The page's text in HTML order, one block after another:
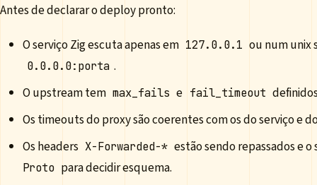
Antes de declarar o deploy pronto:
O serviço Zig escuta apenas em 127.0.0.1 ou num unix
0.0.0.0:porta .
O upstream tem max_fails e fail_timeout
Os timeouts do proxy são coerentes com os do serviço e
Os headers X-Forwarded-* estão sendo repassados e
Proto para decidir esquema.